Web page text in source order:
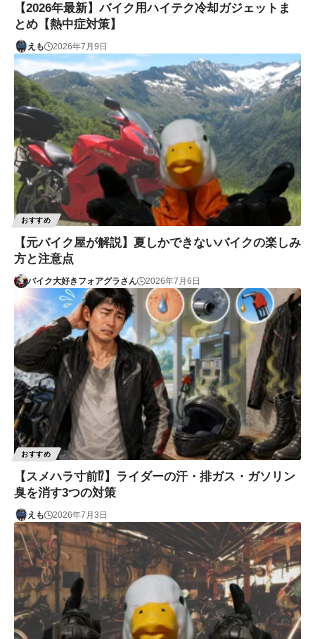
【2026年最新】バイク用ハイテク冷却ガジェットま
とめ【熱中症対策】
えも 2026年7月9日
おすすめ
【元バイク屋が解説】夏しかできないバイクの楽しみ
方と注意点
バイク大好きフォアグラさん 2026年7月6日
おすすめ
【スメハラ寸前⁉️】ライダーの汗・排ガス・ガソリン
臭を消す3つの対策
えも 2026年7月3日